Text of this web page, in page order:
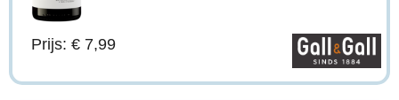
Prijs: € 7,99